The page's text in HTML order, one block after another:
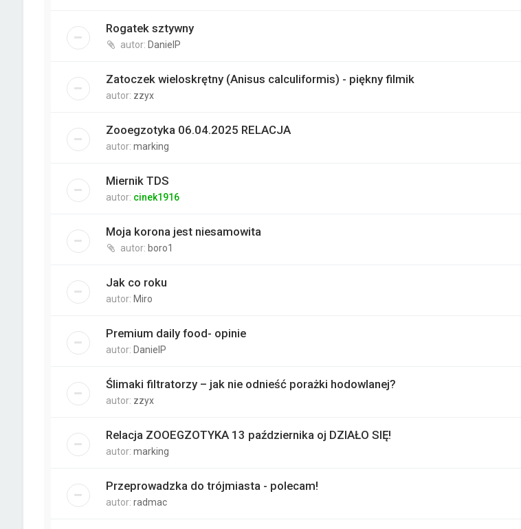
Rogatek sztywny
autor: DanielP
Zatoczek wieloskrętny (Anisus calculiformis) - piękny filmik
autor: zzyx
Zooegzotyka 06.04.2025 RELACJA
autor: marking
Miernik TDS
autor: cinek1916
Moja korona jest niesamowita
autor: boro1
Jak co roku
autor: Miro
Premium daily food- opinie
autor: DanielP
Ślimaki filtratorzy – jak nie odnieść porażki hodowlanej?
autor: zzyx
Relacja ZOOEGZOTYKA 13 października oj DZIAŁO SIĘ!
autor: marking
Przeprowadzka do trójmiasta - polecam!
autor: radmac